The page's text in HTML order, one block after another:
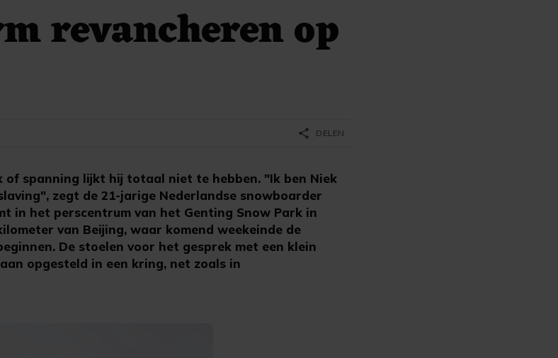
revancheren op
of spanning lijkt hij totaal niet te hebben. "Ik ben Niek
zegt de 21-jarige Nederlandse snowboarder
in het perscentrum van het Genting Snow Park in
van Beijing, waar komend weekeinde de
De stoelen voor het gesprek met een klein
opgesteld in een kring, net zoals in
share DELEN